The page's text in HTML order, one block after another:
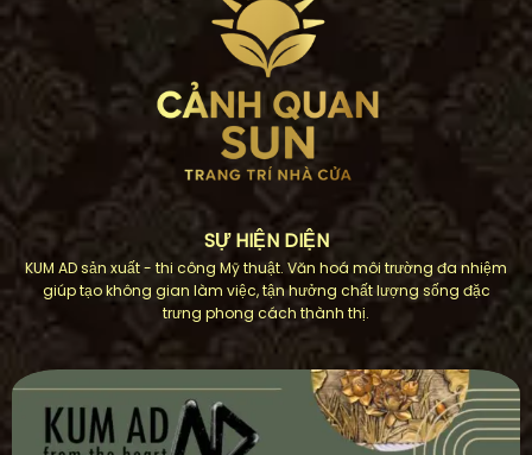
SỰ HIỆN DIỆN
KUM AD sản xuất - thi công Mỹ thuật. Văn hoá môi trường đa nhiệm
giúp tạo không gian làm việc, tận hưởng chất lượng sống đặc
trưng phong cách thành thị.